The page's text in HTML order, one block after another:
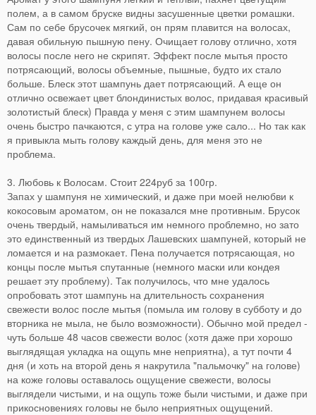
полем, а в самом бруске видны засушенные цветки ромашки.
Сам по себе брусочек мягкий, он прям плавится на волосах,
давая обильную пышную пену. Очищает голову отлично, хотя
волосы после него не скрипят. Эффект после мытья просто
потрясающий, волосы объемные, пышные, будто их стало
больше. Блеск этот шампунь дает потрясающий. А еще он
отлично освежает цвет блондинистых волос, придавая красивый
золотистый блеск) Правда у меня с этим шампунем волосы
очень быстро пачкаются, с утра на голове уже сало... Но так как
я привыкла мыть голову каждый день, для меня это не
проблема.
3. Любовь к Волосам. Стоит 224руб за 100гр.
Запах у шампуня не химический, и даже при моей нелюбви к
кокосовым ароматом, он не показался мне противным. Брусок
очень твердый, намыливаться им немного проблемно, но зато
это единственный из твердых Лашевских шампуней, который не
ломается и на размокает. Пена получается потрясающая, но
концы после мытья спутанные (немного маски или кондея
решает эту проблему). Так получилось, что мне удалось
опробовать этот шампунь на длительность сохранения
свежести волос после мытья (помыла им голову в субботу и до
вторника не мыла, не было возможности). Обычно мой предел -
чуть больше 48 часов свежести волос (хотя даже при хорошо
выглядящая укладка на ощупь мне неприятна), а тут почти 4
дня (и хоть на второй день я накрутила "пальмочку" на голове)
на коже головы оставалось ощущение свежести, волосы
выглядели чистыми, и на ощупь тоже были чистыми, и даже при
прикосновениях головы не было неприятных ощущений.